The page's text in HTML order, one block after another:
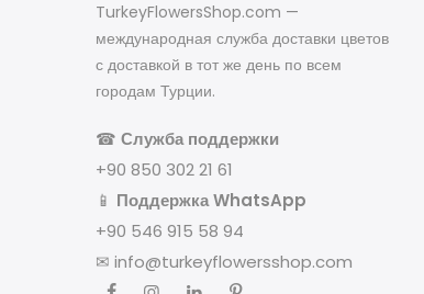
TurkeyFlowersShop.com —
международная служба доставки цветов
с доставкой в тот же день по всем
городам Турции.
☎ Служба поддержки
+90 850 302 21 61
📱 Поддержка WhatsApp
+90 546 915 58 94
✉ info@turkeyflowersshop.com